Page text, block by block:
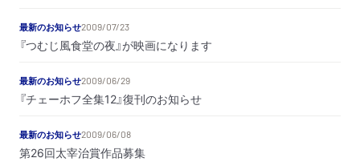
最新のお知らせ2009/07/23
『つむじ風食堂の夜』が映画になります
最新のお知らせ2009/06/29
『チェーホフ全集12』復刊のお知らせ
最新のお知らせ2009/06/08
第26回太宰治賞作品募集